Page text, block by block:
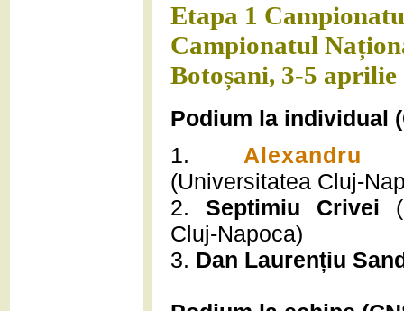
Etapa 1
Campionatul
Botoșani, 3-5 aprilie
Podium la individual
1. Alexandru
(Universitatea Cluj-
2. Septimiu Crivei
Cluj-Napoca)
3. Dan Laurențiu